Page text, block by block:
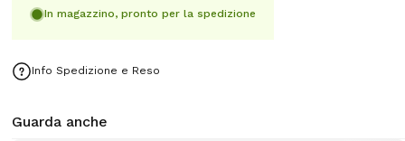
In magazzino, pronto per la spedizione
Info Spedizione e Reso
Guarda anche